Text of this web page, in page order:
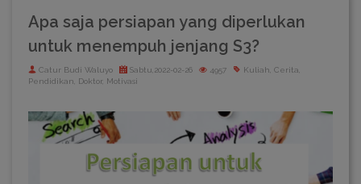
Apa saja persiapan yang diperlukan
untuk menempuh jenjang S3?
Catur Budi Waluyo Sabtu,2022-02-26 4957
Kuliah, Cerita,
Pendidikan, Doktor, Motivasi